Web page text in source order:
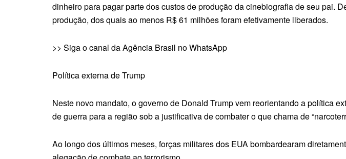
dinheiro para pagar parte dos custos de produção da cinebiografia de seu pai.
produção, dos quais ao menos R$ 61 milhões foram efetivamente liberados.
>> Siga o canal da Agência Brasil no WhatsApp
Política externa de Trump
Neste novo mandato, o governo de Donald Trump vem reorientando a política
de guerra para a região sob a justificativa de combater o que chama de
Ao longo dos últimos meses, forças militares dos EUA bombardearam